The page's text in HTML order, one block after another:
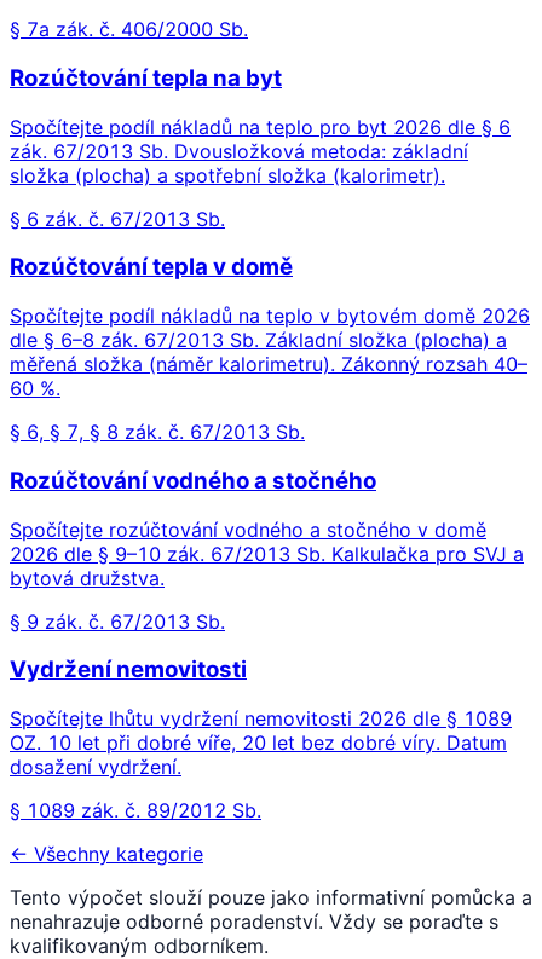
§ 7a zák. č. 406/2000 Sb.
Rozúčtování tepla na byt
Spočítejte podíl nákladů na teplo pro byt 2026 dle § 6
zák. 67/2013 Sb. Dvousložková metoda: základní
složka (plocha) a spotřební složka (kalorimetr).
§ 6 zák. č. 67/2013 Sb.
Rozúčtování tepla v domě
Spočítejte podíl nákladů na teplo v bytovém domě 2026
dle § 6–8 zák. 67/2013 Sb. Základní složka (plocha) a
měřená složka (náměr kalorimetru). Zákonný rozsah 40–
60 %.
§ 6, § 7, § 8 zák. č. 67/2013 Sb.
Rozúčtování vodného a stočného
Spočítejte rozúčtování vodného a stočného v domě
2026 dle § 9–10 zák. 67/2013 Sb. Kalkulačka pro SVJ a
bytová družstva.
§ 9 zák. č. 67/2013 Sb.
Vydržení nemovitosti
Spočítejte lhůtu vydržení nemovitosti 2026 dle § 1089
OZ. 10 let při dobré víře, 20 let bez dobré víry. Datum
dosažení vydržení.
§ 1089 zák. č. 89/2012 Sb.
← Všechny kategorie
Tento výpočet slouží pouze jako informativní pomůcka a
nenahrazuje odborné poradenství. Vždy se poraďte s
kvalifikovaným odborníkem.